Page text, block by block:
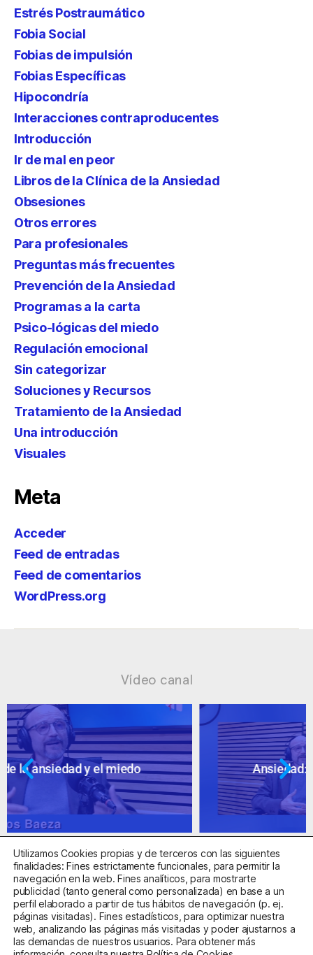
Estrés Postraumático
Fobia Social
Fobias de impulsión
Fobias Específicas
Hipocondría
Interacciones contraproducentes
Introducción
Ir de mal en peor
Libros de la Clínica de la Ansiedad
Obsesiones
Otros errores
Para profesionales
Preguntas más frecuentes
Prevención de la Ansiedad
Programas a la carta
Psico-lógicas del miedo
Regulación emocional
Sin categorizar
Soluciones y Recursos
Tratamiento de la Ansiedad
Una introducción
Visuales
Meta
Acceder
Feed de entradas
Feed de comentarios
WordPress.org
Vídeo canal
Ansiedad: supuestos cuestionables
Centro Sanitario Autorizado con el código E08737002
Aviso LegalPolítica de PrivacidadPolítica de Cookies
Utilizamos Cookies propias y de terceros con las siguientes
finalidades: Fines estrictamente funcionales, para permitir la
navegación en la web. Fines analíticos, para mostrarte
publicidad (tanto general como personalizada) en base a un
perfil elaborado a partir de tus hábitos de navegación (p. ej.
páginas visitadas). Fines estadísticos, para optimizar nuestra
web, analizando las páginas más visitadas y poder ajustarnos a
las demandas de nuestros usuarios. Para obtener más